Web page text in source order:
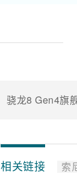
骁龙8 Gen4旗
相关链接 索